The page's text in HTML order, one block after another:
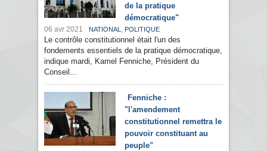
de la pratique
démocratique"
06 avr 2021 NATIONAL , POLITIQUE
Le contrôle constitutionnel était l'un des
fondements essentiels de la pratique démocratique,
indique mardi, Kamel Fenniche, Président du
Conseil...
Fenniche :
"l'amendement
constitutionnel remettra le
pouvoir constituant au
peuple"